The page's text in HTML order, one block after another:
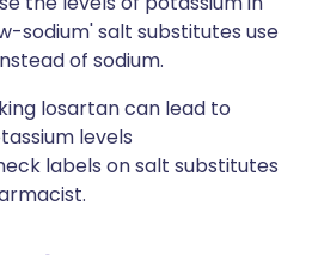
sodium' salt substitutes use
of sodium.
losartan can lead to
levels
labels on salt substitutes